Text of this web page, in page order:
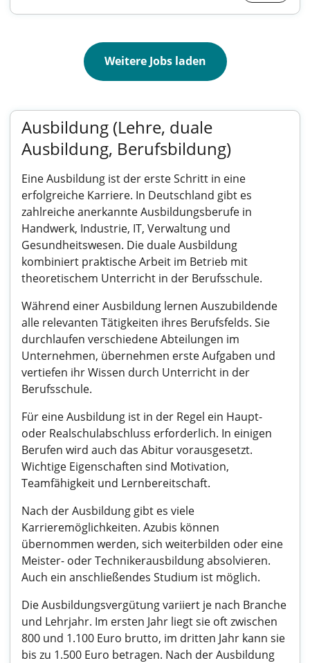
Weitere Jobs laden
Ausbildung (Lehre, duale
Ausbildung, Berufsbildung)
Eine Ausbildung ist der erste Schritt in eine
erfolgreiche Karriere. In Deutschland gibt es
zahlreiche anerkannte Ausbildungsberufe in
Handwerk, Industrie, IT, Verwaltung und
Gesundheitswesen. Die duale Ausbildung
kombiniert praktische Arbeit im Betrieb mit
theoretischem Unterricht in der Berufsschule.
Während einer Ausbildung lernen Auszubildende
alle relevanten Tätigkeiten ihres Berufsfelds. Sie
durchlaufen verschiedene Abteilungen im
Unternehmen, übernehmen erste Aufgaben und
vertiefen ihr Wissen durch Unterricht in der
Berufsschule.
Für eine Ausbildung ist in der Regel ein Haupt-
oder Realschulabschluss erforderlich. In einigen
Berufen wird auch das Abitur vorausgesetzt.
Wichtige Eigenschaften sind Motivation,
Teamfähigkeit und Lernbereitschaft.
Nach der Ausbildung gibt es viele
Karrieremöglichkeiten. Azubis können
übernommen werden, sich weiterbilden oder eine
Meister- oder Technikerausbildung absolvieren.
Auch ein anschließendes Studium ist möglich.
Die Ausbildungsvergütung variiert je nach Branche
und Lehrjahr. Im ersten Jahr liegt sie oft zwischen
800 und 1.100 Euro brutto, im dritten Jahr kann sie
bis zu 1.500 Euro betragen. Nach der Ausbildung